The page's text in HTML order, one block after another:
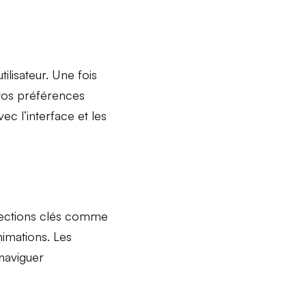
Une fois
préférences
l’interface et les
clés comme
Les